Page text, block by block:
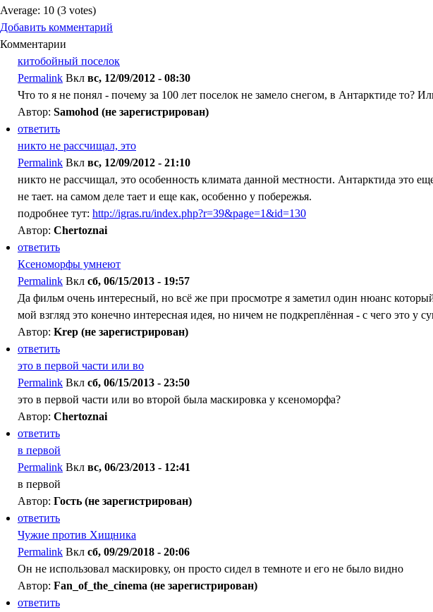
Average: 10 (3 votes)
Добавить комментарий
Комментарии
китобойный поселок
Permalink Вкл вс, 12/09/2012 - 08:30
Что то я не понял - почему за 100 лет поселок не замело снегом, в Антарктиде то?
Автор: Samohod (не зарегистрирован)
ответить
никто не рассчищал, это
Permalink Вкл вс, 12/09/2012 - 21:10
никто не рассчищал, это особенность климата данной местности. Антарктида это
не тает. на самом деле тает и еще как, особенно у побережья.
подробнее тут: http://igras.ru/index.php?r=39&page=1&id=130
Автор: Chertoznai
ответить
Ксеноморфы умнеют
Permalink Вкл сб, 06/15/2013 - 19:57
Да фильм очень интересный, но всё же при просмотре я заметил один нюанс
мой взгляд это конечно интересная идея, но ничем не подкреплённая - с чего это
Автор: Krep (не зарегистрирован)
ответить
это в первой части или во
Permalink Вкл сб, 06/15/2013 - 23:50
это в первой части или во второй была маскировка у ксеноморфа?
Автор: Chertoznai
ответить
в первой
Permalink Вкл вс, 06/23/2013 - 12:41
в первой
Автор: Гость (не зарегистрирован)
ответить
Чужие против Хищника
Permalink Вкл сб, 09/29/2018 - 20:06
Он не использовал маскировку, он просто сидел в темноте и его не было видно
Автор: Fan_of_the_cinema (не зарегистрирован)
ответить